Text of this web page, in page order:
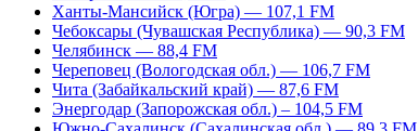
Ханты-Мансийск (Югра) — 107,1 FM
Чебоксары (Чувашская Республика) — 90,3 FM
Челябинск — 88,4 FM
Череповец (Вологодская обл.) — 106,7 FM
Чита (Забайкальский край) — 87,6 FM
Энергодар (Запорожская обл.) – 104,5 FM